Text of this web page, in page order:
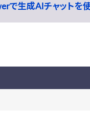
で生成AIチャットを